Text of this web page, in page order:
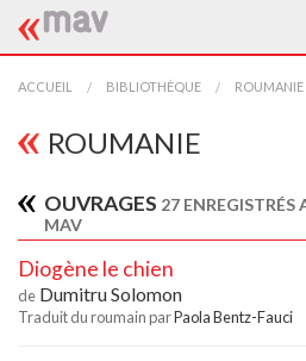
ACCUEIL
LA MAV
TRADUCTEURS
AIDE À LA TRADUCTION
ACCUEIL BIBLIOTHÈQUE ROUMANIE
ROUMANIE
OUVRAGES 27 ENREGISTRÉS
MAV
Diogène le chien
de Dumitru Solomon
Traduit du roumain parPaola Bentz-Fauci